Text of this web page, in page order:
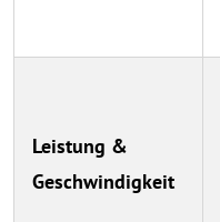
Leistung &
Geschwindigkeit